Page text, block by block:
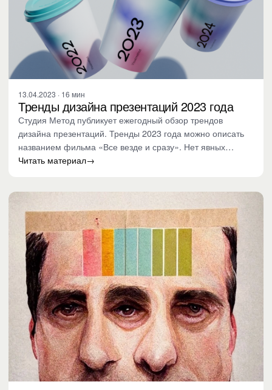
13.04.2023 · 16 мин
Тренды дизайна презентаций 2023 года
Студия Метод публикует ежегодный обзор трендов
дизайна презентаций. Тренды 2023 года можно описать
названием фильма «Все везде и сразу». Нет явных
новинок, а…
Читать материал→